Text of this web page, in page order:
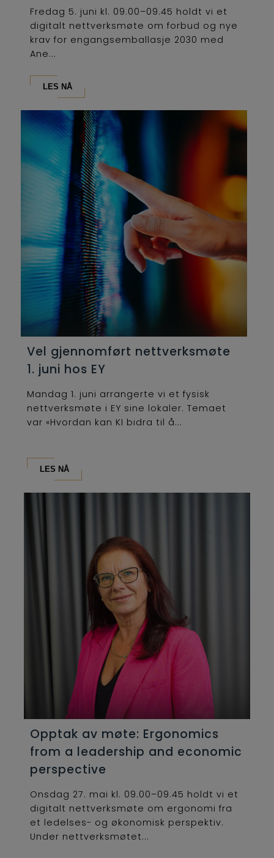
Fredag 5. juni kl. 09.00–09.45 holdt vi et
digitalt nettverksmøte om forbud og nye
krav for engangsemballasje 2030 med
Ane...
LES NÅ
Vel gjennomført nettverksmøte
1. juni hos EY
Mandag 1. juni arrangerte vi et fysisk
nettverksmøte i EY sine lokaler. Temaet
var «Hvordan kan KI bidra til å...
LES NÅ
Opptak av møte: Ergonomics
from a leadership and economic
perspective
Onsdag 27. mai kl. 09.00–09.45 holdt vi et
digitalt nettverksmøte om ergonomi fra
et ledelses- og økonomisk perspektiv.
Under nettverksmøtet...